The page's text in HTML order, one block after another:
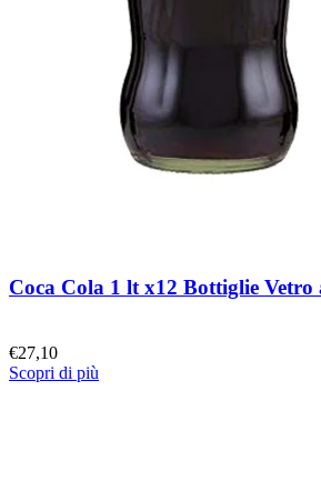
Coca Cola 1 lt x12 Bottiglie Vetro
€27,10
Scopri di più